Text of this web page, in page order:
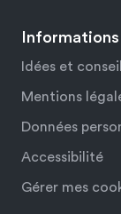
Informations
Idées et
Mentions
Données
Accessibilité
Gérer mes